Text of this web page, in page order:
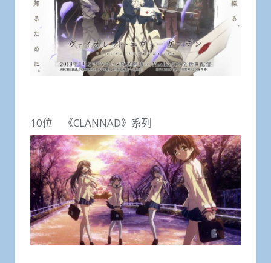
10位 《CLANNAD》系列